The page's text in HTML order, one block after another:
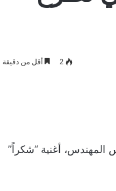
2 أقل من دقيقة
المهندس، أغنية “شكراً”